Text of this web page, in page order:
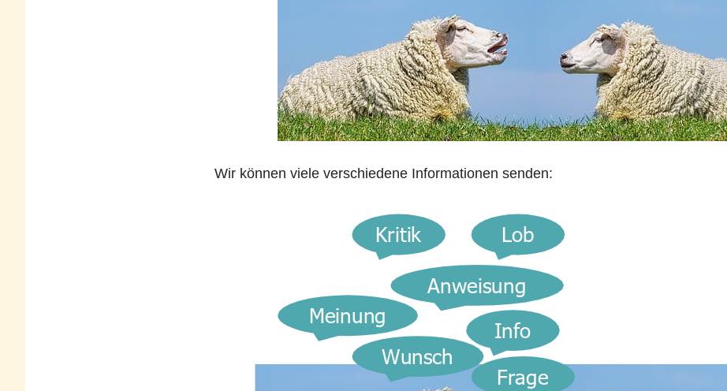
Wir können viele verschiedene Informationen senden: